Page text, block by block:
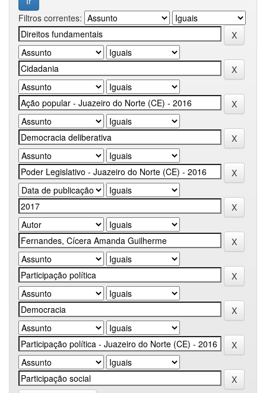
Filtros correntes: